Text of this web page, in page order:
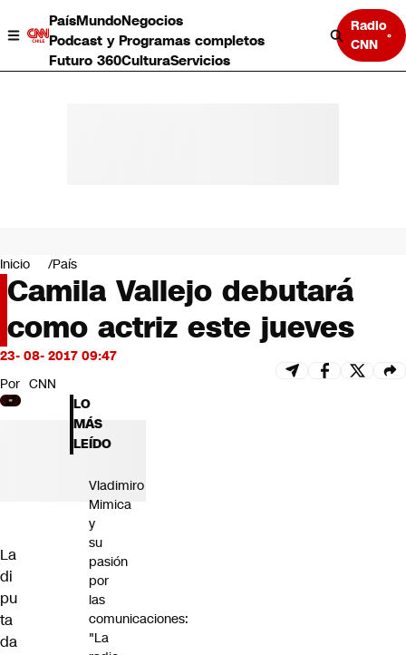
PaísMundoNegocios
Podcast y Programas completos
Futuro 360CulturaServicios
Radio
CNN
Negocios
Deportes
Programas completos
Cultura
Servicios
Bits
CNN Data
CNN tiempo
Futuro 360
Inicio País
Camila Vallejo debutará
como actriz este jueves
23- 08- 2017 09:47
Por CNN
La
di
pu
ta
da
LO
MÁS
LEÍDO
Vladimiro
Mimica
y
su
pasión
por
las
comunicaciones:
"La